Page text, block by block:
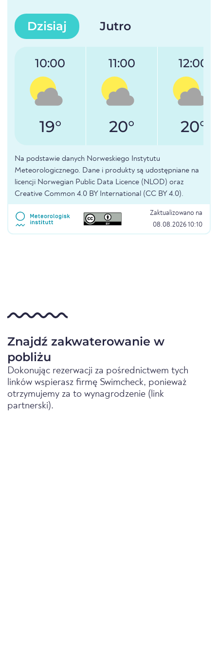
Dzisiaj Jutro
10:00
19°
11:00
20°
12:00
20°
Na podstawie danych Norweskiego Instytutu
Meteorologicznego. Dane i produkty są udostępniane na
licencji Norwegian Public Data Licence (NLOD) oraz
Creative Common 4.0 BY International (CC BY 4.0).
Zaktualizowano na
08.08.2026 10:10
Znajdź zakwaterowanie w
pobliżu
Dokonując rezerwacji za pośrednictwem tych
linków wspierasz firmę Swimcheck, ponieważ
otrzymujemy za to wynagrodzenie (link
partnerski).